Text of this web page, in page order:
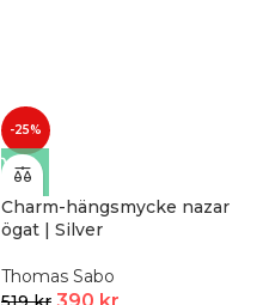
-25%
Charm-hängsmycke nazar
ögat | Silver
Thomas Sabo
390 kr